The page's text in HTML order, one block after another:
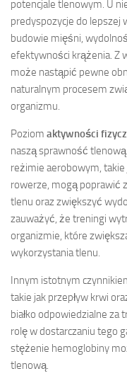
potencjale tlenowym. U
predyspozycje do lepszej
budowie mięśni,
efektywności krążenia. Z
może nastąpić pewne
naturalnym procesem
organizmu.
Poziom aktywności
naszą sprawność
reżimie aerobowym, takie
rowerze, mogą poprawić
tlenu oraz zwiększyć
zauważyć, że treningi
organizmie, które
wykorzystania tlenu.
Innym istotnym
takie jak przepływ krwi
białko odpowiedzialne
rolę w dostarczaniu tego
stężenie hemoglobiny
tlenową.